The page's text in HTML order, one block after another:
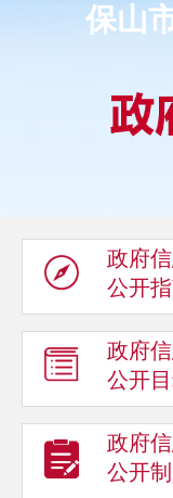
保山
政府
公开
政府
公开
政府
公开